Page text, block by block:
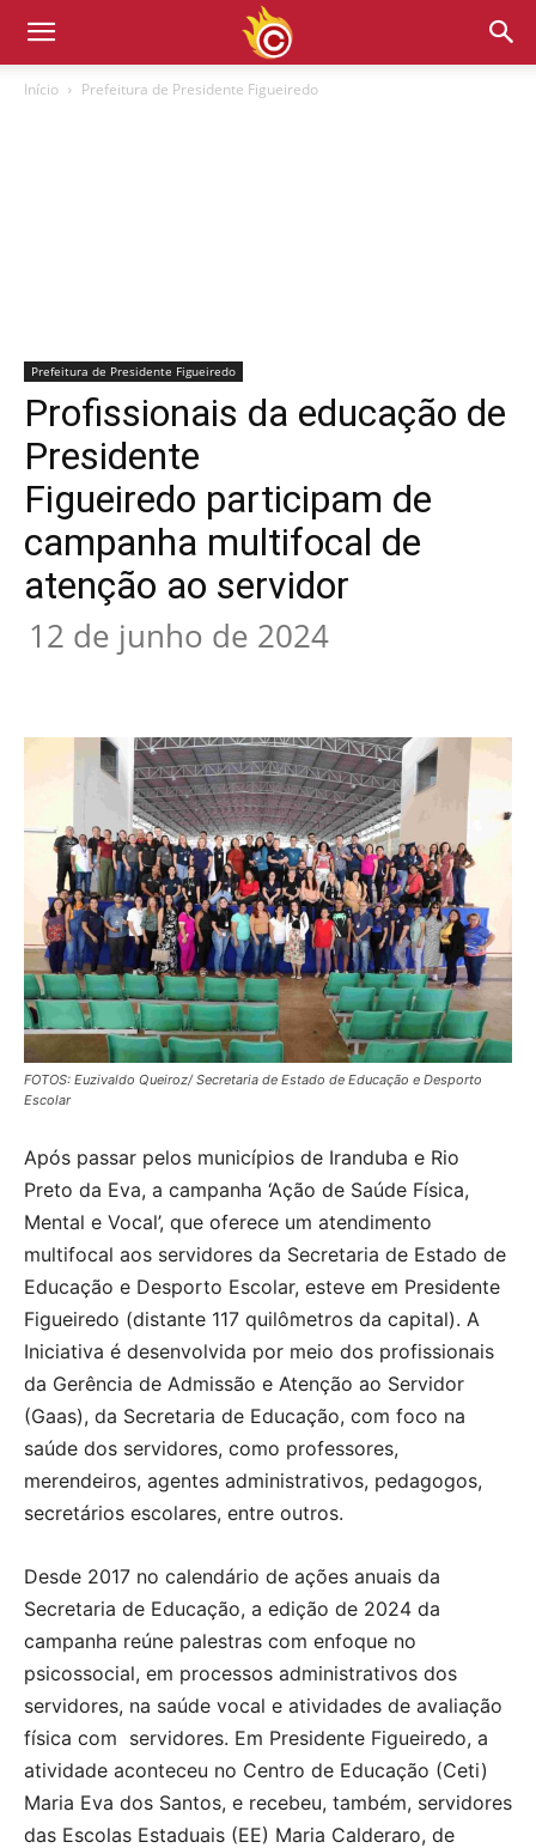
Início Prefeitura de Presidente Figueiredo
Prefeitura de Presidente Figueiredo
Profissionais da educação de
Presidente
Figueiredo participam de
campanha multifocal de
atenção ao servidor
12 de junho de 2024
FOTOS: Euzivaldo Queiroz/ Secretaria de Estado de Educação e Desporto
Escolar
Após passar pelos municípios de Iranduba e Rio
Preto da Eva, a campanha ‘Ação de Saúde Física,
Mental e Vocal’, que oferece um atendimento
multifocal aos servidores da Secretaria de Estado de
Educação e Desporto Escolar, esteve em Presidente
Figueiredo (distante 117 quilômetros da capital). A
Iniciativa é desenvolvida por meio dos profissionais
da Gerência de Admissão e Atenção ao Servidor
(Gaas), da Secretaria de Educação, com foco na
saúde dos servidores, como professores,
merendeiros, agentes administrativos, pedagogos,
secretários escolares, entre outros.
Desde 2017 no calendário de ações anuais da
Secretaria de Educação, a edição de 2024 da
campanha reúne palestras com enfoque no
psicossocial, em processos administrativos dos
servidores, na saúde vocal e atividades de avaliação
física com servidores. Em Presidente Figueiredo, a
atividade aconteceu no Centro de Educação (Ceti)
Maria Eva dos Santos, e recebeu, também, servidores
das Escolas Estaduais (EE) Maria Calderaro, de